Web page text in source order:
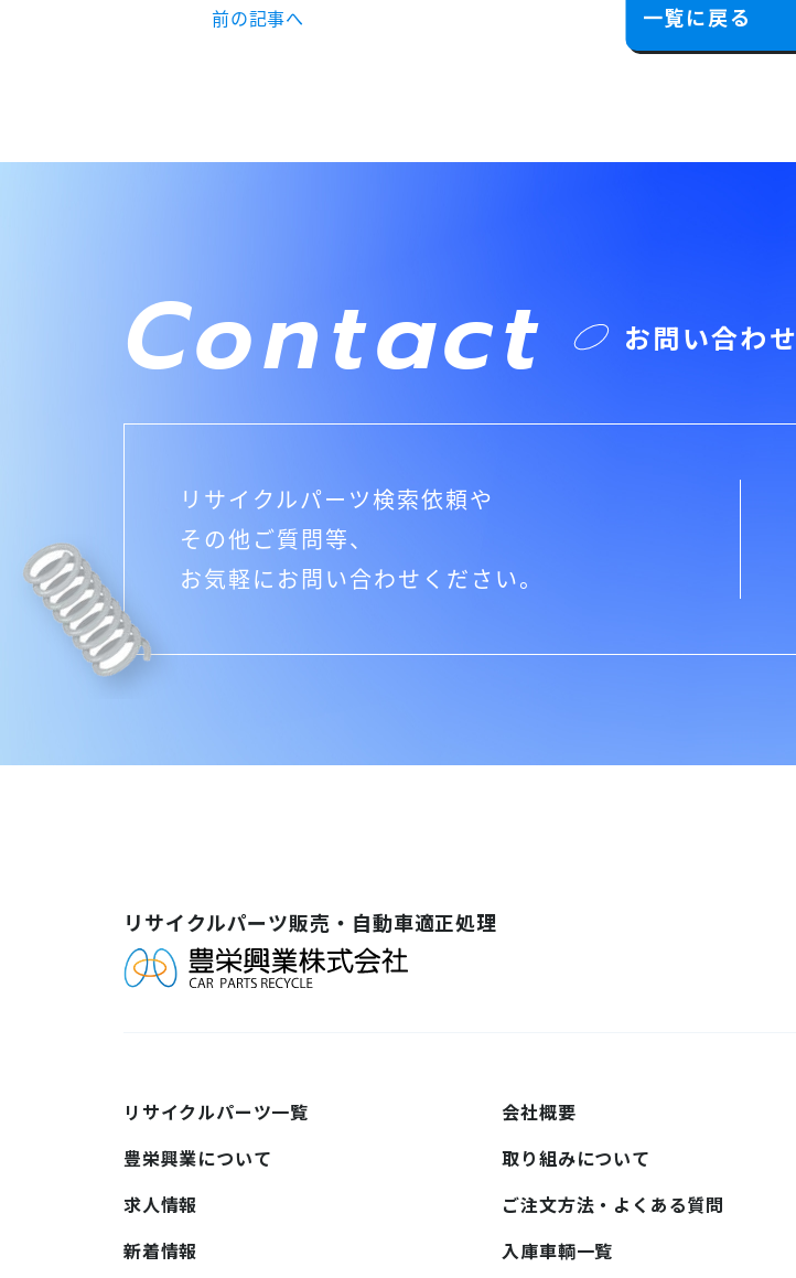
前の記事へ 一覧に戻る
Contact お問い合わせ
リサイクルパーツ検索依頼や
その他ご質問等、
お気軽にお問い合わせください。
リサイクルパーツ販売・自動車適正処理
リサイクルパーツ一覧
会社概要
豊栄興業について
取り組みについて
求人情報
ご注文方法・よくある質問
新着情報
入庫車輌一覧